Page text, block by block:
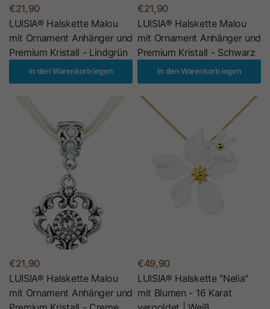
€21,90
LUISIA® Halskette Malou
mit Ornament Anhänger und
Premium Kristall - Lindgrün
In den Warenkorb legen
€21,90
LUISIA® Halskette Malou
mit Ornament Anhänger und
Premium Kristall - Schwarz
In den Warenkorb legen
€21,90
LUISIA® Halskette Malou
mit Ornament Anhänger und
€49,90
LUISIA® Halskette "Nelia"
mit Blumen - 16 Karat